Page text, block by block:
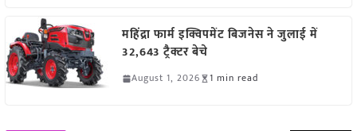
महिंद्रा फार्म इक्विपमेंट बिजनेस ने जुलाई में
32,643 ट्रैक्टर बेचे
August 1, 2026 1 min read